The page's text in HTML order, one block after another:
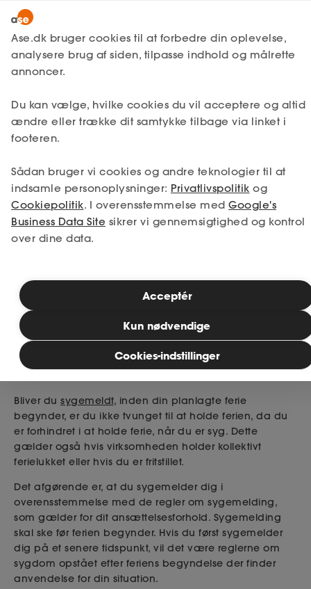
MitAse
Ase Selvstændig
Dokumenter.dk
Lønmodtager
A-kasse
Fagforening
Lønsikring
Få svar
Selvstændig
Studerende
Bliv medlem
Ase Selvstændig
Dokumenter.dk
Lønmodtager Få svar Ferie
Sygdom under ferie og
erstatningsferie
Hvis du bliver syg i din ferie, kan du have
mulighed for erstatningsferie. Reglerne
afhænger dog i vid udstrækning af, om du
er blevet syg før eller under afholdelse af
din ferie.
Publiceret: 17. december 2025
Hvis du bliver syg, før ferien
begynder
Bliver du sygemeldt, inden din planlagte ferie
begynder, er du ikke tvunget til at holde ferien, da du
er forhindret i at holde ferie, når du er syg. Dette
gælder også hvis virksomheden holder kollektivt
ferielukket eller hvis du er fritstillet.
Det afgørende er, at du sygemelder dig i
overensstemmelse med de regler om sygemelding,
som gælder for dit ansættelsesforhold. Sygemelding
skal ske før ferien begynder. Hvis du først sygemelder
dig på et senere tidspunkt, vil det være reglerne om
sygdom opstået efter feriens begyndelse der finder
anvendelse for din situation.
Ase.dk bruger cookies til at forbedre din oplevelse,
analysere brug af siden, tilpasse indhold og målrette
annoncer.
Du kan vælge, hvilke cookies du vil acceptere og altid
ændre eller trække dit samtykke tilbage via linket i
footeren.
Sådan bruger vi cookies og andre teknologier til at
indsamle personoplysninger: Privatlivspolitik og
Cookiepolitik. I overensstemmelse med Google's
Business Data Site sikrer vi gennemsigtighed og kontrol
over dine data.
Cookies-indstillinger
Kun nødvendige
Acceptér